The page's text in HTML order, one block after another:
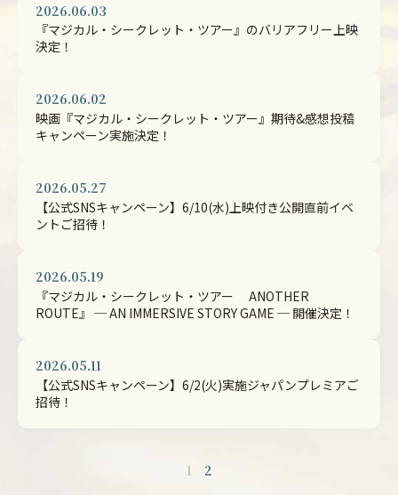
2026.06.03
『マジカル・シークレット・ツアー』のバリアフリー上映
決定！
2026.06.02
映画『マジカル・シークレット・ツアー』期待&感想投稿
キャンペーン実施決定！
2026.05.27
【公式SNSキャンペーン】6/10(水)上映付き公開直前イベ
ントご招待！
2026.05.19
『マジカル・シークレット・ツアー ANOTHER
ROUTE』 ─ AN IMMERSIVE STORY GAME ─ 開催決定！
2026.05.11
【公式SNSキャンペーン】6/2(火)実施ジャパンプレミアご
招待！
1 2